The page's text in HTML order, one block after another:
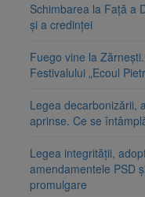
Schimbarea la Față a
și a credinței
Fuego vine la
Festivalului „Ecoul
Legea decarbonizării,
aprinse. Ce se
Legea integrității,
amendamentele PSD
promulgare